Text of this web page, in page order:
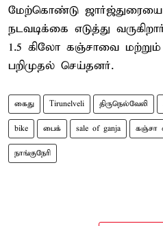
மேற்கொண்டு ஜார்ஜ்துரையை
நடவடிக்கை எடுத்து
1.5 கிலோ கஞ்சாவை
பறிமுதல் செய்தனர்.
கைது Tirunelveli திருநெல்வேலி
bike பைக் sale of ganja கஞ்சா
நாங்குநேரி